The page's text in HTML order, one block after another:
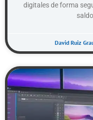
digitales de forma
David Ruiz